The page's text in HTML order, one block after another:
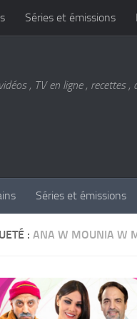
Séries et émissions
, TV en ligne , recettes
Séries et émissions
: ANA W MOUNIA W